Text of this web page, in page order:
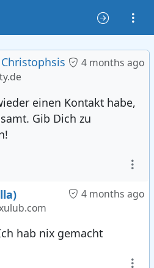
Christophsis 4 months ago
einen Kontakt habe,
Gib Dich zu
4 months ago
hab nix gemacht